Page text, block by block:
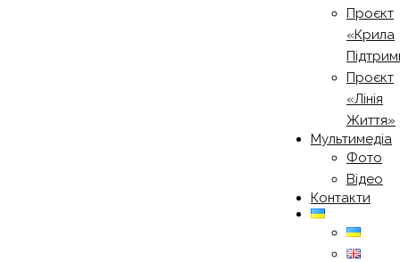
Проєкт
«Крила
Проєкт
«Лінія
Життя»
Мультимедіа
Фото
Відео
Контакти